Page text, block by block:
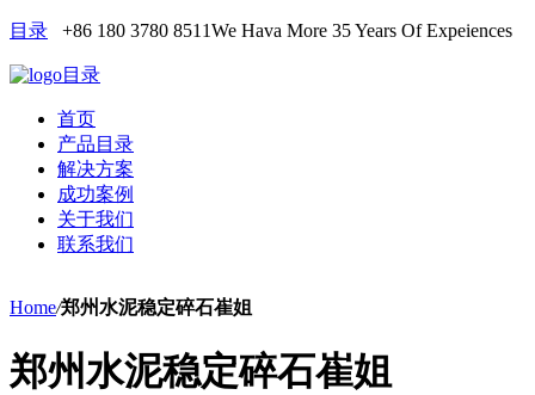
目录 +86 180 3780 8511We Hava More 35 Years Of Expeiences
目录
首页
产品目录
解决方案
成功案例
关于我们
联系我们
Home/郑州水泥稳定碎石崔姐
郑州水泥稳定碎石崔姐